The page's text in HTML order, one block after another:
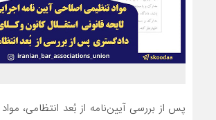
پس از بررسی آیین‌نامه از بُعد انتظامی،